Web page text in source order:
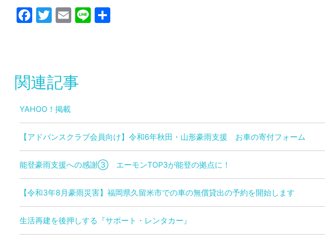
Facebook
Twitter
Email
Line
関連記事
YAHOO！掲載
【アドバンスクラブ会員向け】令和6年秋田・山形豪雨支援 お車の寄付フォーム
能登豪雨支援への感謝③ エーモンTOP3が能登の拠点に！
【令和3年8月豪雨災害】福岡県久留米市での車の無償貸出の予約を開始します
生活再建を後押しする『サポート・レンタカー』